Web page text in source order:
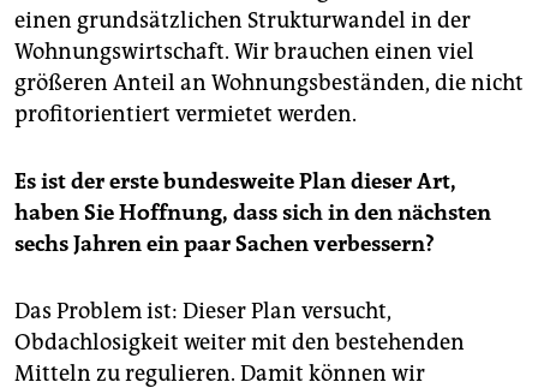
einen grundsätzlichen Strukturwandel in der
Wohnungswirtschaft. Wir brauchen einen viel
größeren Anteil an Wohnungsbeständen, die nicht
profitorientiert vermietet werden.
Es ist der erste bundesweite Plan dieser Art,
haben Sie Hoffnung, dass sich in den nächsten
sechs Jahren ein paar Sachen verbessern?
Das Problem ist: Dieser Plan versucht,
Obdachlosigkeit weiter mit den bestehenden
Mitteln zu regulieren. Damit können wir